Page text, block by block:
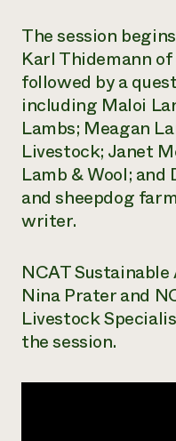
The session
Karl Thidemann
followed by a
including Maloi
Lambs; Meagan
Livestock; Janet
Lamb & Wool; and
and sheepdog
writer.
NCAT
Nina Prater and
Livestock
the session.